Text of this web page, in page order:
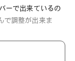
ーで出来ているの
で調整が出来ま